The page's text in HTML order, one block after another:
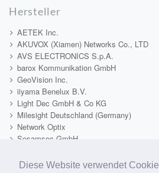
Diese Website verwendet
Hersteller
AETEK Inc.
AKUVOX (Xiamen) Networks Co., LTD
AVS ELECTRONICS S.p.A.
barox Kommunikation GmbH
GeoVision Inc.
iiyama Benelux B.V.
Light Dec GmbH & Co KG
Milesight Deutschland (Germany)
Network Optix
Sesamsec GmbH
Tekno System s.r.l.